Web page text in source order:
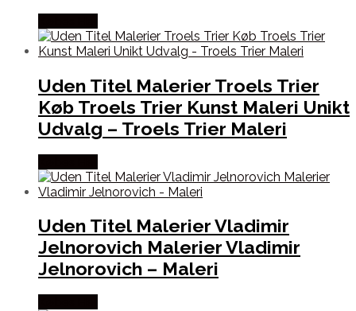
Uden Titel Malerier Troels Trier
Køb Troels Trier Kunst Maleri Unikt
Udvalg – Troels Trier Maleri
Uden Titel Malerier Vladimir
Jelnorovich Malerier Vladimir
Jelnorovich – Maleri